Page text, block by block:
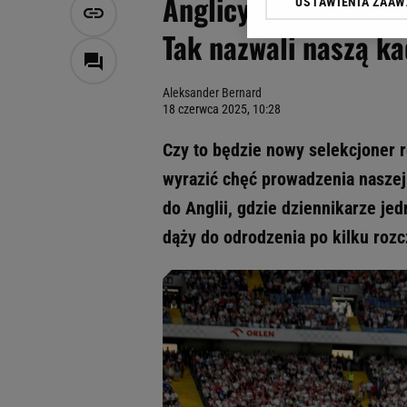
Anglicy usłyszeli,
Tak nazwali naszą
Aleksander Bernard
18 czerwca 2025, 10:28
Czy to będzie nowy selekcjoner
wyrazić chęć prowadzenia
do Anglii, gdzie dziennikarze
dąży do odrodzenia po kilku
Klikając „Akceptuję”
Zaufanych Partnerów i
dotyczące plików
odnośnik „Ustawienia
Użycie dokładnych
Przechowywanie
badnie odbiorców i